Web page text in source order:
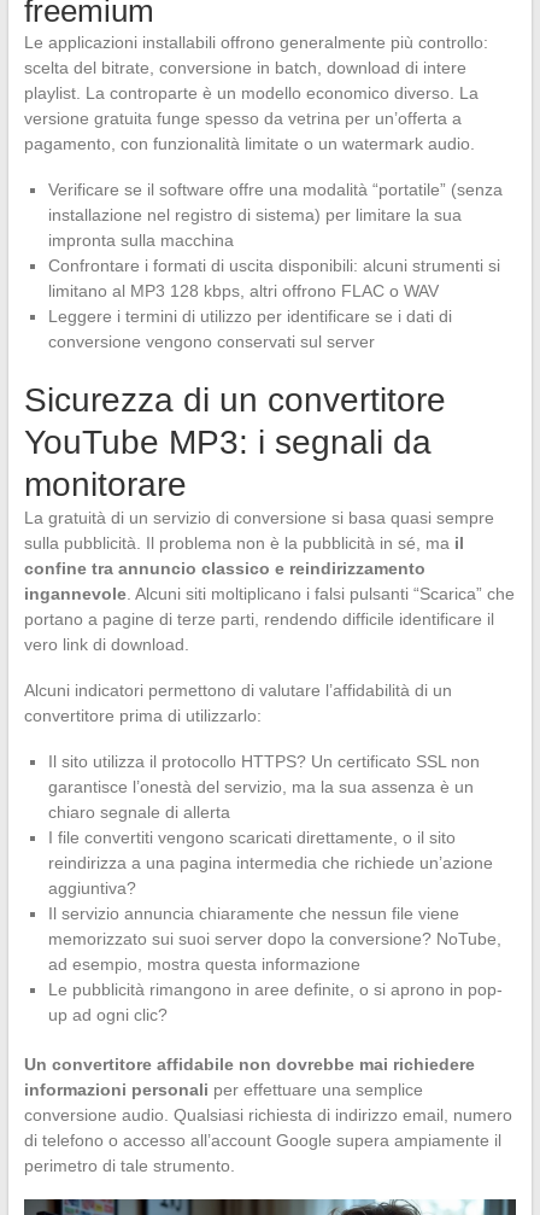
freemium
Le applicazioni installabili offrono generalmente più controllo:
scelta del bitrate, conversione in batch, download di intere
playlist. La controparte è un modello economico diverso. La
versione gratuita funge spesso da vetrina per un’offerta a
pagamento, con funzionalità limitate o un watermark audio.
Verificare se il software offre una modalità “portatile” (senza
installazione nel registro di sistema) per limitare la sua
impronta sulla macchina
Confrontare i formati di uscita disponibili: alcuni strumenti si
limitano al MP3 128 kbps, altri offrono FLAC o WAV
Leggere i termini di utilizzo per identificare se i dati di
conversione vengono conservati sul server
Sicurezza di un convertitore
YouTube MP3: i segnali da
monitorare
La gratuità di un servizio di conversione si basa quasi sempre
sulla pubblicità. Il problema non è la pubblicità in sé, ma il
confine tra annuncio classico e reindirizzamento
ingannevole. Alcuni siti moltiplicano i falsi pulsanti “Scarica” che
portano a pagine di terze parti, rendendo difficile identificare il
vero link di download.
Alcuni indicatori permettono di valutare l’affidabilità di un
convertitore prima di utilizzarlo:
Il sito utilizza il protocollo HTTPS? Un certificato SSL non
garantisce l’onestà del servizio, ma la sua assenza è un
chiaro segnale di allerta
I file convertiti vengono scaricati direttamente, o il sito
reindirizza a una pagina intermedia che richiede un’azione
aggiuntiva?
Il servizio annuncia chiaramente che nessun file viene
memorizzato sui suoi server dopo la conversione? NoTube,
ad esempio, mostra questa informazione
Le pubblicità rimangono in aree definite, o si aprono in pop-
up ad ogni clic?
Un convertitore affidabile non dovrebbe mai richiedere
informazioni personali per effettuare una semplice
conversione audio. Qualsiasi richiesta di indirizzo email, numero
di telefono o accesso all’account Google supera ampiamente il
perimetro di tale strumento.